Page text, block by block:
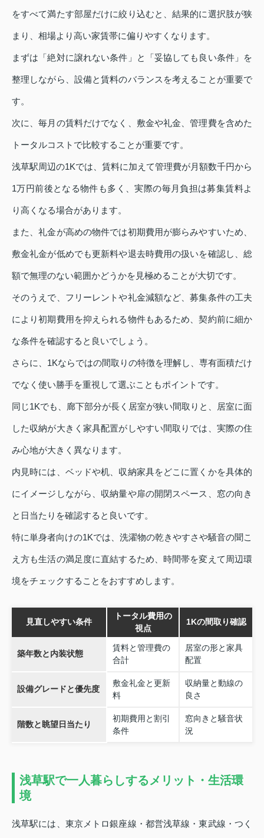
をすべて満たす部屋だけに絞り込むと、結果的に選択肢が狭
まり、相場より高い家賃帯に偏りやすくなります。
まずは「絶対に譲れない条件」と「妥協しても良い条件」を
整理しながら、設備と賃料のバランスを考えることが重要で
す。
次に、毎月の賃料だけでなく、敷金や礼金、管理費を含めた
トータルコストで比較することが重要です。
浅草駅周辺の1Kでは、賃料に加えて管理費が月額数千円から
1万円前後となる物件も多く、実際の毎月負担は募集賃料よ
り高くなる場合があります。
また、礼金が高めの物件では初期費用が膨らみやすいため、
敷金礼金が低めでも更新料や退去時費用の扱いを確認し、総
額で無理のない範囲かどうかを見極めることが大切です。
そのうえで、フリーレントや礼金減額など、募集条件の工夫
により初期費用を抑えられる物件もあるため、契約前に細か
な条件を確認すると良いでしょう。
さらに、1Kならではの間取りの特徴を理解し、専有面積だけ
でなく使い勝手を重視して選ぶこともポイントです。
同じ1Kでも、廊下部分が長く居室が狭い間取りと、居室に面
した収納が大きく家具配置がしやすい間取りでは、実際の住
み心地が大きく異なります。
内見時には、ベッドや机、収納家具をどこに置くかを具体的
にイメージしながら、収納量や扉の開閉スペース、窓の向き
と日当たりを確認すると良いです。
特に単身者向けの1Kでは、洗濯物の乾きやすさや騒音の聞こ
え方も生活の満足度に直結するため、時間帯を変えて周辺環
境をチェックすることをおすすめします。
見直しやすい条件
トータル費用の
視点
1Kの間取り確認
築年数と内装状態
賃料と管理費の
合計
居室の形と家具
配置
設備グレードと優先度
敷金礼金と更新
料
収納量と動線の
良さ
階数と眺望日当たり
初期費用と割引
条件
窓向きと騒音状
況
浅草駅で一人暮らしするメリット・生活環
境
浅草駅には、東京メトロ銀座線・都営浅草線・東武線・つく